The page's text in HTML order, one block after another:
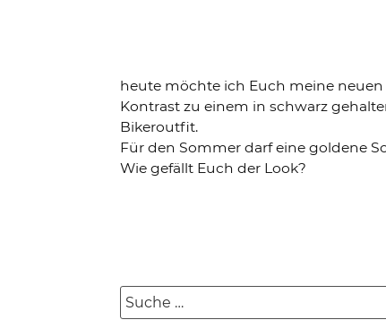
heute möchte ich Euch meine neuen
Kontrast zu einem in schwarz
Bikeroutfit.
Für den Sommer darf eine goldene
Wie gefällt Euch der Look?
Suche
nach: